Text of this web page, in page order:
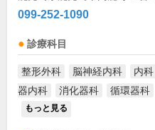
099-252-1090
診療科目
整形外科 脳神経内科 内科
器内科
消化器科 循環器科
もっと見る